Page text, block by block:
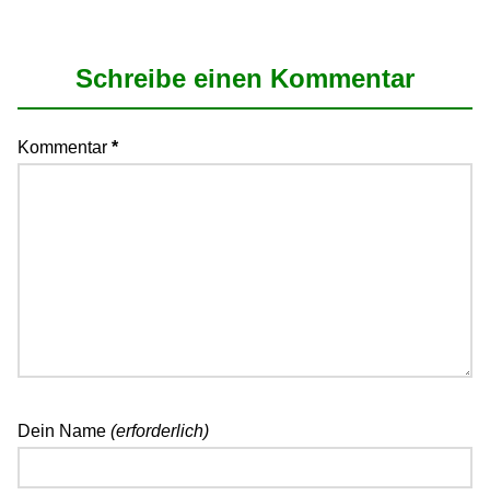
Schreibe einen Kommentar
Kommentar *
Dein Name (erforderlich)